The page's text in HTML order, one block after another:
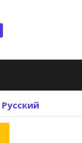
Русский